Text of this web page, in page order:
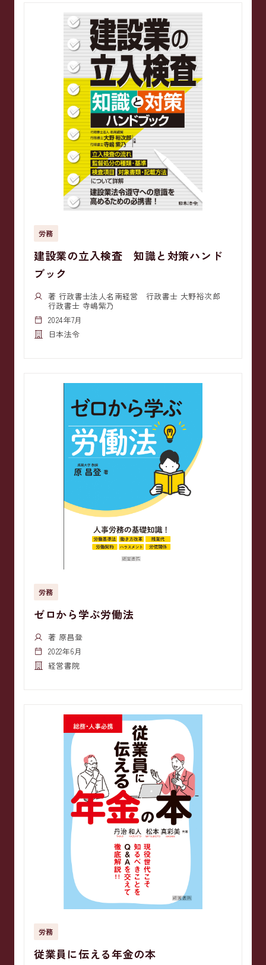
労務
建設業の立入検査 知識と対策ハンド
ブック
著 行政書士法人名南経営 行政書士 大野裕次郎
行政書士 寺嶋紫乃
2024年7月
日本法令
労務
ゼロから学ぶ労働法
著 原昌登
2022年6月
経営書院
労務
従業員に伝える年金の本